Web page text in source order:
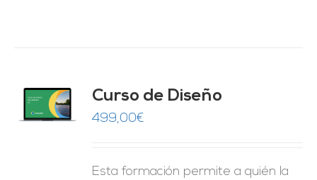
Curso de Diseño
499,00€
Esta formación permite a quién la